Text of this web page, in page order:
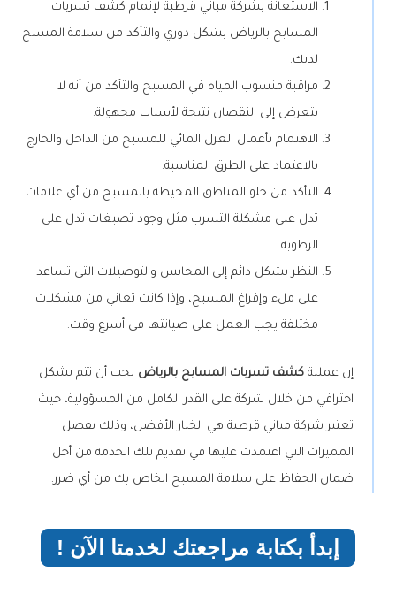
الاستعانة بشركة مباني قرطبة لإتمام كشف تسربات
المسابح بالرياض بشكل دوري والتأكد من سلامة المسبح
لديك.
مراقبة منسوب المياه في المسبح والتأكد من أنه لا
يتعرض إلى النقصان نتيجة لأسباب مجهولة.
الاهتمام بأعمال العزل المائي للمسبح من الداخل والخارج
بالاعتماد على الطرق المناسبة.
التأكد من خلو المناطق المحيطة بالمسبح من أي علامات
تدل على مشكلة التسرب مثل وجود تصبغات تدل على
الرطوبة.
النظر بشكل دائم إلى المحابس والتوصيلات التي تساعد
على ملء وإفراغ المسبح، وإذا كانت تعاني من مشكلات
مختلفة يجب العمل على صيانتها في أسرع وقت.
إن عمليةكشف تسربات المسابح بالرياض يجب أن تتم بشكل
احترافي من خلال شركة على القدر الكامل من المسؤولية، حيث
تعتبر شركة مباني قرطبة هي الخيار الأفضل، وذلك بفضل
المميزات التي اعتمدت عليها في تقديم تلك الخدمة من أجل
ضمان الحفاظ على سلامة المسبح الخاص بك من أي ضرر.
إبدأ بكتابة مراجعتك لخدمتا الآن !